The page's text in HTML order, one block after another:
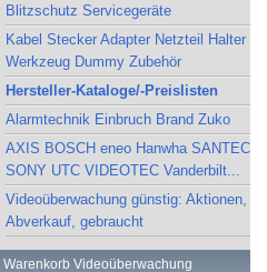
Blitzschutz Servicegeräte
Kabel Stecker Adapter Netzteil Halter
Werkzeug Dummy Zubehör
Hersteller-Kataloge/-Preislisten
Alarmtechnik Einbruch Brand Zuko
AXIS BOSCH eneo Hanwha SANTEC
SONY UTC VIDEOTEC Vanderbilt...
Videoüberwachung günstig: Aktionen,
Abverkauf, gebraucht
Warenkorb Videoüberwachung